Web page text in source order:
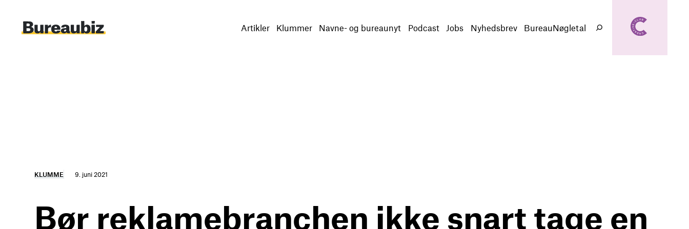
indhold
Artikler Klummer Navne- og bureaunyt Podcast Jobs Nyhedsbrev BureauNøgletal
Søg
KLUMME 9. juni 2021
Bør reklamebranchen ikke snart tage en